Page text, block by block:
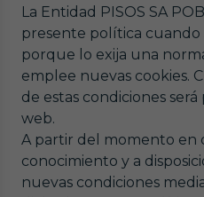
La Entidad PISOS SA
presente política cuando
porque lo exija una
emplee nuevas cookies.
de estas condiciones
web.
A partir del momento en
conocimiento y a
nuevas condiciones